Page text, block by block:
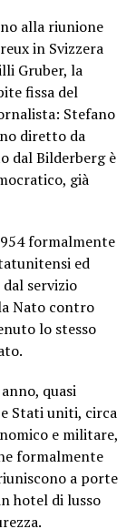
alla riunione
in Svizzera
Gruber, la
fissa del
Stefano
diretto da
dal Bilderberg è
già
formalmente
ed
servizio
Nato contro
lo stesso
quasi
Stati uniti, circa
e militare,
formalmente
a porte
hotel di lusso